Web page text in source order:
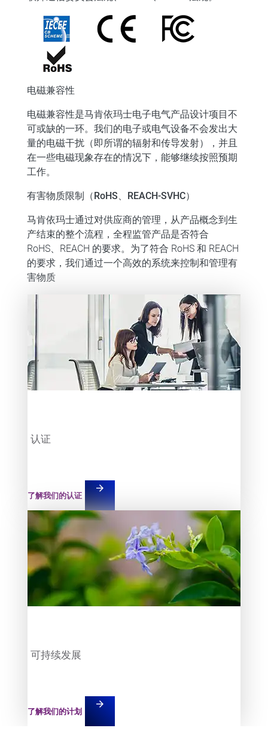
电磁兼容性
电磁兼容性是马肯依玛士电子电气产品设计项目不
可或缺的一环。我们的电子或电气设备不会发出大
量的电磁干扰（即所谓的辐射和传导发射），并且
在一些电磁现象存在的情况下，能够继续按照预期
工作。​
有害物质限制（RoHS、REACH-SVHC）
马肯依玛士通过对供应商的管理，从产品概念到生
产结束的整个流程，全程监管产品是否符合
RoHS、REACH 的要求。​为了符合 RoHS 和 REACH
的要求，我们通过一个高效的系统来控制和管理有
害物质
Teaser item
认证
了解我们的认证
arrow_forward
Teaser item
可持续发展
了解我们的计划
arrow_forward